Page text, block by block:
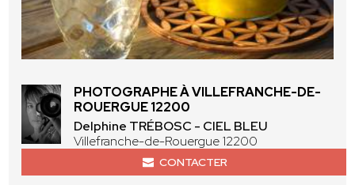
PHOTOGRAPHE À VILLEFRANCHE-DE-
ROUERGUE 12200
Delphine TRÉBOSC - CIEL BLEU
Villefranche-de-Rouergue 12200
CONTACTER